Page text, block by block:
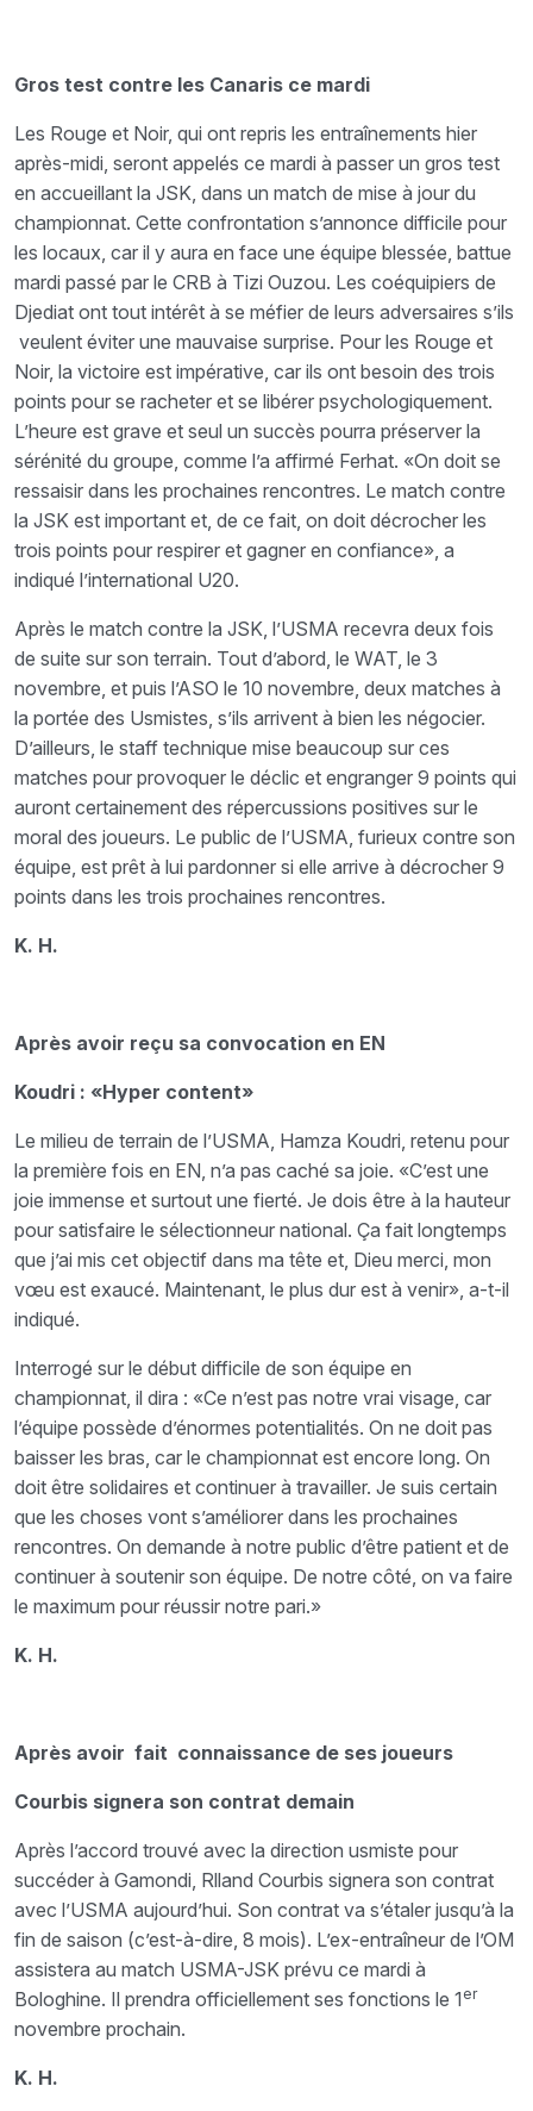
Gros test contre les Canaris ce mardi
Les Rouge et Noir, qui ont repris les entraînements hier
après-midi, seront appelés ce mardi à passer un gros test
en accueillant la JSK, dans un match de mise à jour du
championnat. Cette confrontation s’annonce difficile pour
les locaux, car il y aura en face une équipe blessée, battue
mardi passé par le CRB à Tizi Ouzou. Les coéquipiers de
Djediat ont tout intérêt à se méfier de leurs adversaires s’ils
veulent éviter une mauvaise surprise. Pour les Rouge et
Noir, la victoire est impérative, car ils ont besoin des trois
points pour se racheter et se libérer psychologiquement.
L’heure est grave et seul un succès pourra préserver la
sérénité du groupe, comme l’a affirmé Ferhat. «On doit se
ressaisir dans les prochaines rencontres. Le match contre
la JSK est important et, de ce fait, on doit décrocher les
trois points pour respirer et gagner en confiance», a
indiqué l’international U20.
Après le match contre la JSK, l’USMA recevra deux fois
de suite sur son terrain. Tout d’abord, le WAT, le 3
novembre, et puis l’ASO le 10 novembre, deux matches à
la portée des Usmistes, s’ils arrivent à bien les négocier.
D’ailleurs, le staff technique mise beaucoup sur ces
matches pour provoquer le déclic et engranger 9 points qui
auront certainement des répercussions positives sur le
moral des joueurs. Le public de l’USMA, furieux contre son
équipe, est prêt à lui pardonner si elle arrive à décrocher 9
points dans les trois prochaines rencontres.
K. H.
Après avoir reçu sa convocation en EN
Koudri : «Hyper content»
Le milieu de terrain de l’USMA, Hamza Koudri, retenu pour
la première fois en EN, n’a pas caché sa joie. «C’est une
joie immense et surtout une fierté. Je dois être à la hauteur
pour satisfaire le sélectionneur national. Ça fait longtemps
que j’ai mis cet objectif dans ma tête et, Dieu merci, mon
vœu est exaucé. Maintenant, le plus dur est à venir», a-t-il
indiqué.
Interrogé sur le début difficile de son équipe en
championnat, il dira : «Ce n’est pas notre vrai visage, car
l’équipe possède d’énormes potentialités. On ne doit pas
baisser les bras, car le championnat est encore long. On
doit être solidaires et continuer à travailler. Je suis certain
que les choses vont s’améliorer dans les prochaines
rencontres. On demande à notre public d’être patient et de
continuer à soutenir son équipe. De notre côté, on va faire
le maximum pour réussir notre pari.»
K. H.
Après avoir fait connaissance de ses joueurs
Courbis signera son contrat demain
Après l’accord trouvé avec la direction usmiste pour
succéder à Gamondi, Rlland Courbis signera son contrat
avec l’USMA aujourd’hui. Son contrat va s’étaler jusqu’à la
fin de saison (c’est-à-dire, 8 mois). L’ex-entraîneur de l’OM
assistera au match USMA-JSK prévu ce mardi à
Bologhine. Il prendra officiellement ses fonctions le 1 er
novembre prochain.
K. H.